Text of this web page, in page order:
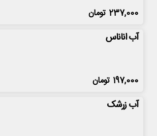
237,000 تومان
آب اناناس
197,000 تومان
آب زرشک